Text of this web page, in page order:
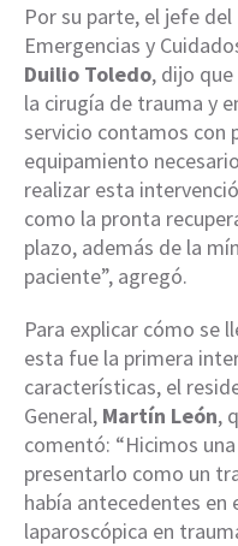
Por su parte, el jefe
Emergencias y
Duilio Toledo, dijo
la cirugía de trauma y
servicio contamos con
equipamiento
realizar esta
como la pronta
plazo, además de la
paciente”, agregó.
Para explicar cómo se
esta fue la primera
características, el
General, Martín León,
comentó: “Hicimos
presentarlo como un
había antecedentes en
laparoscópica en